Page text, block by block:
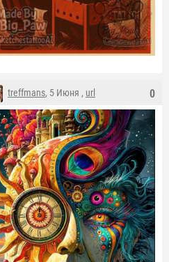
0
treffmans, 5 Июня , url